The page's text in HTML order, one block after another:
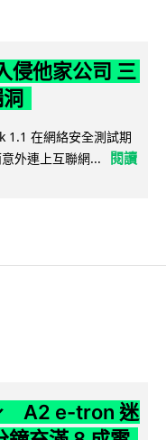
侵他家公司 三
1.1 在網絡安全測試期
外連上互聯網...
閱讀
A2 e-tron 迷